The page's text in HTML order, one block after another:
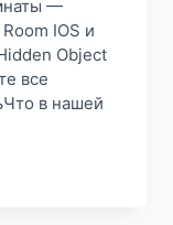
—
IOS и
Object
все
в нашей